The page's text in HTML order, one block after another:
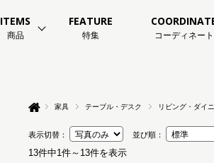
ITEMS
商品
FEATURE
特集 コーディネート
家具 テーブル・デスク リビング・ダイ
表示切替： 並び順：
13件中1件～13件を表示